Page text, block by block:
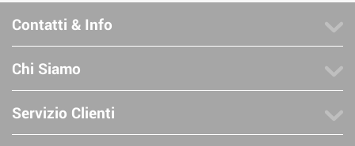
Contatti & Info
Chi Siamo
Servizio Clienti